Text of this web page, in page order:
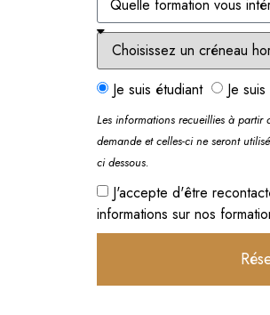
Je suis étudiant Je
Les informations recueillies à partir
demande et celles-ci ne seront
ci dessous.
J'accepte d'être
informations sur nos